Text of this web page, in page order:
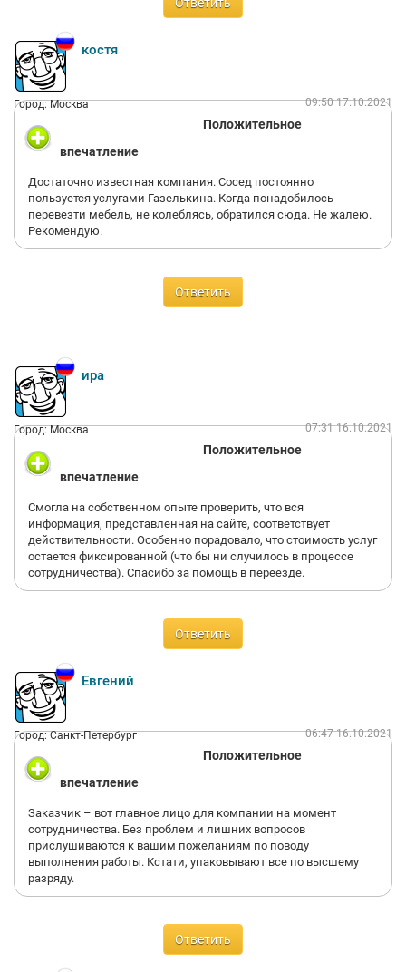
костя
Город: Москва 09:50 17.10.2021
Положительное
впечатление
Достаточно известная компания. Сосед постоянно
пользуется услугами Газелькина. Когда понадобилось
перевезти мебель, не колеблясь, обратился сюда. Не жалею.
Рекомендую.
Ответить
ира
Город: Москва 07:31 16.10.2021
Положительное
впечатление
Смогла на собственном опыте проверить, что вся
информация, представленная на сайте, соответствует
действительности. Особенно порадовало, что стоимость услуг
остается фиксированной (что бы ни случилось в процессе
сотрудничества). Спасибо за помощь в переезде.
Ответить
Евгений
Город: Санкт-Петербург 06:47 16.10.2021
Положительное
впечатление
Заказчик – вот главное лицо для компании на момент
сотрудничества. Без проблем и лишних вопросов
прислушиваются к вашим пожеланиям по поводу
выполнения работы. Кстати, упаковывают все по высшему
разряду.
Ответить